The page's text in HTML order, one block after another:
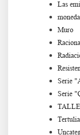
Las
Muro
Serie
Serie